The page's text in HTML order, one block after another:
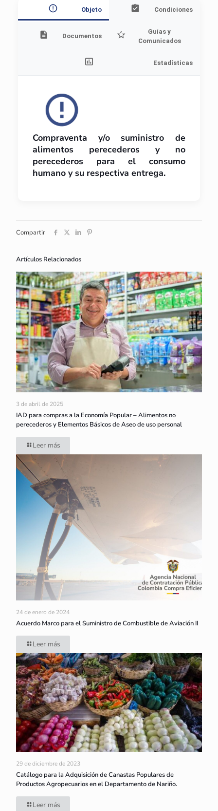
Objeto Condiciones
Documentos
Guías y
Comunicados
Estadísticas
Compraventa y/o suministro de
alimentos perecederos y no
perecederos para el consumo
humano y su respectiva entrega.
Compartir
Artículos Relacionados
3 de abril de 2025
IAD para compras a la Economía Popular – Alimentos no
perecederos y Elementos Básicos de Aseo de uso personal
Leer más
24 de enero de 2024
Acuerdo Marco para el Suministro de Combustible de Aviación II
Leer más
29 de diciembre de 2023
Catálogo para la Adquisición de Canastas Populares de
Productos Agropecuarios en el Departamento de Nariño.
Leer más